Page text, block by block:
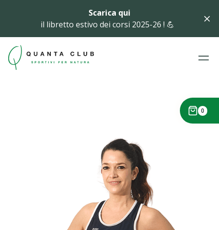
Scarica qui
il libretto estivo dei corsi 2025-26 ! 💪
0